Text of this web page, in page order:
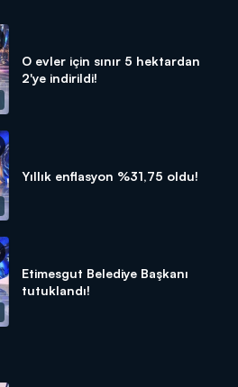
O evler için sınır 5 hektardan
2'ye indirildi!
Yıllık enflasyon %31,75 oldu!
Etimesgut Belediye Başkanı
tutuklandı!